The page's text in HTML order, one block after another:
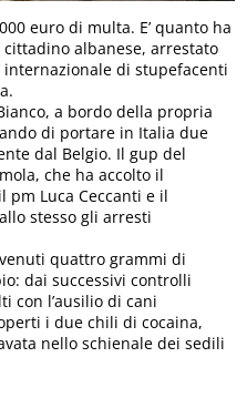
euro di multa. E’ quanto ha
albanese, arrestato
di stupefacenti
a bordo della propria
di portare in Italia due
dal Belgio. Il gup del
che ha accolto il
pm Luca Ceccanti e il
stesso gli arresti
quattro grammi di
dai successivi controlli
con l’ausilio di cani
i due chili di cocaina,
nello schienale dei sedili